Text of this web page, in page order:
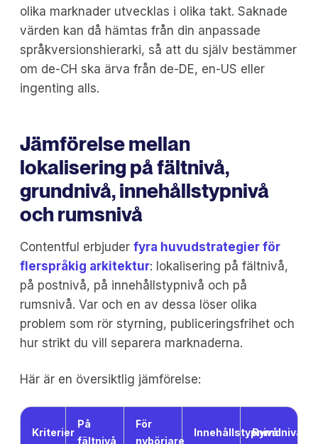
olika marknader utvecklas i olika takt. Saknade
värden kan då hämtas från din anpassade
språkversionshierarki, så att du själv bestämmer
om de-CH ska ärva från de-DE, en-US eller
ingenting alls.
Jämförelse mellan
lokalisering på fältnivå,
grundnivå, innehållstypnivå
och rumsnivå
Contentful erbjuder fyra huvudstrategier för
flerspråkig arkitektur: lokalisering på fältnivå,
på postnivå, på innehållstypnivå och på
rumsnivå. Var och en av dessa löser olika
problem som rör styrning, publiceringsfrihet och
hur strikt du vill separera marknaderna.
Här är en översiktlig jämförelse:
Kriterier
På
fältnivå
För
nybörjare
Innehållstypnivå
Rymdnivå